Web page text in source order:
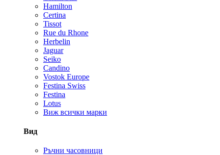
Hamilton
Certina
Tissot
Rue du Rhone
Herbelin
Jaguar
Seiko
Candino
Vostok Europe
Festina Swiss
Festina
Lotus
Виж всички марки
Вид
Ръчни часовници